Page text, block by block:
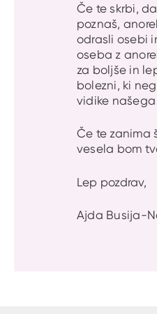
Če te skrbi,
poznaš,
odrasli osebi
oseba z
za boljše in
bolezni, ki
vidike
Če te zanima
vesela bom
Lep pozdrav,
Ajda Busija-